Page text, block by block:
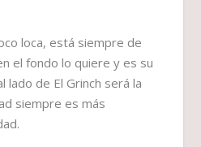
loca, está siempre de
el fondo lo quiere y es su
lado de El Grinch será la
siempre es más